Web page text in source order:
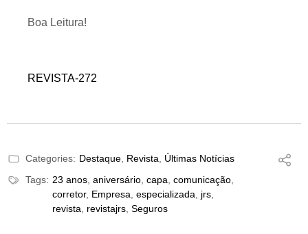
Boa Leitura!
REVISTA-272
Categories: Destaque Revista
Últimas Notícias
Tags: 23 anos aniversário capa comunicação
corretor, Empresa especializada jrs
revista
revistajrs Seguros